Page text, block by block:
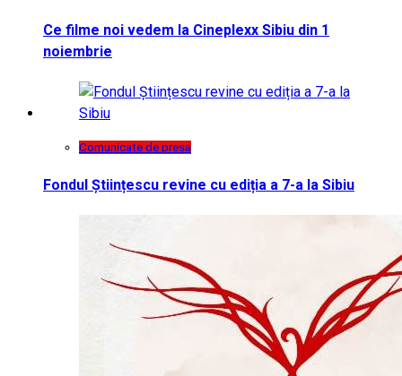
Ce filme noi vedem la Cineplexx Sibiu din 1
noiembrie
Comunicate de presa
Fondul Științescu revine cu ediția a 7-a la Sibiu